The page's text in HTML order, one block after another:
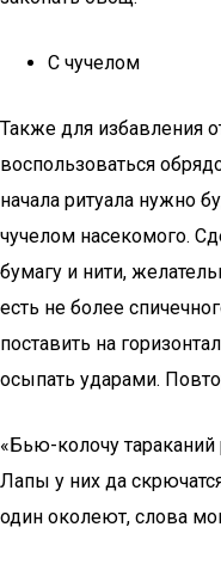
С чучелом
Также для избавления
воспользоваться
начала ритуала нужно
чучелом насекомого.
бумагу и нити,
есть не более
поставить на
осыпать ударами.
«Бью-колочу
Лапы у них да
один околеют, слова